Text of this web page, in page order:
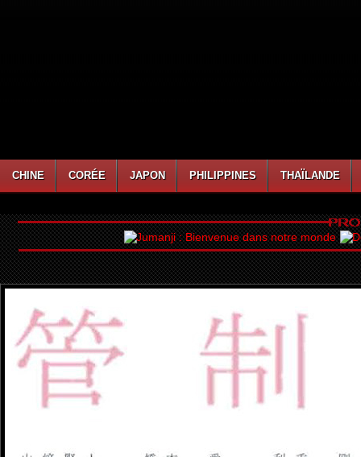
CHINE CORÉE JAPON PHILIPPINES THAÏLANDE